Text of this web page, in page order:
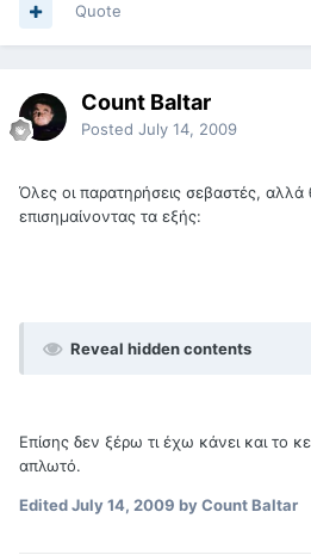
Quote
Count Baltar
Posted July 14, 2009
Όλες οι παρατηρήσεις σεβαστές, αλλά
επισημαίνοντας τα εξής:
Reveal hidden contents
Επίσης δεν ξέρω τι έχω κάνει και το
απλωτό.
EditedJuly 14, 2009 by Count Baltar